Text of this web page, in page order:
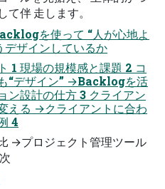
伴 走します。
を使って “人が心地よ
デザインしているか
1 現場の規模感と課題 2 コ
“デザイン” →Backlogを活
ン設計の仕方 3 クライアン
える →クライアントに合わ
4
→プロジェクト管理ツール